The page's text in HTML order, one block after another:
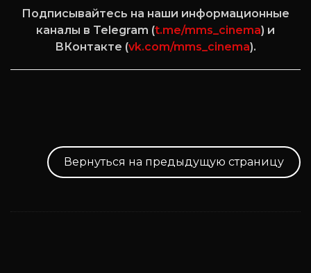
Подписывайтесь на наши информационные
каналы в Telegram (t.me/mms_cinema) и
ВКонтакте (vk.com/mms_cinema).
Вернуться на предыдущую страницу